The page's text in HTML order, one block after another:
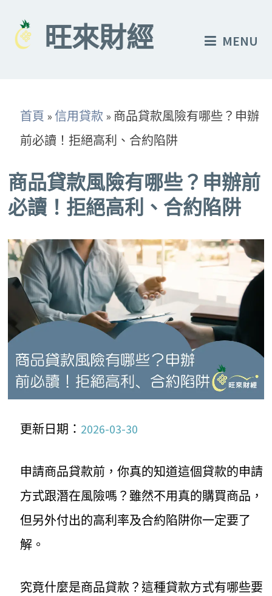
content
旺來財經 MENU
首頁 »信用貸款 » 商品貸款風險有哪些？申辦
前必讀！拒絕高利、合約陷阱
商品貸款風險有哪些？申辦前
必讀！拒絕高利、合約陷阱
更新日期： 2026-03-30
申請商品貸款前，你真的知道這個貸款的申請
方式跟潛在風險嗎？雖然不用真的購買商品，
但另外付出的高利率及合約陷阱你一定要了
解。
究竟什麼是商品貸款？這種貸款方式有哪些要